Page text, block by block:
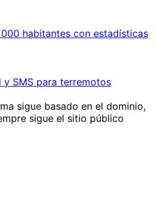
habitantes con estadísticas
SMS para terremotos
sigue basado en el dominio,
sigue el sitio público